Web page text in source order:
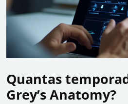
Quantas
Grey’s Anatomy?